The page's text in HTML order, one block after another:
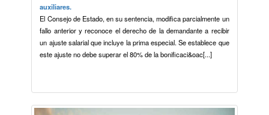
auxiliares.
El Consejo de Estado, en su sentencia, modifica parcialmente un
fallo anterior y reconoce el derecho de la demandante a recibir
un ajuste salarial que incluye la prima especial. Se establece que
este ajuste no debe superar el 80% de la bonificaci&oac[...]